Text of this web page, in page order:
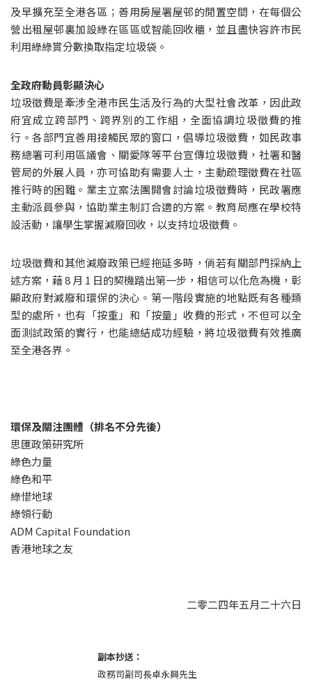
及早擴充至全港各區；善用房屋署屋邨的閒置空間，在每個公
營出租屋邨裏加設綠在區區或智能回收櫃，並且盡快容許市民
利用綠綠賞分數換取指定垃圾袋。
全政府動員彰顯決心
垃圾徵費是牽涉全港市民生活及行為的大型社會改革，因此政
府宜成立跨部門、跨界別的工作組，全面協調垃圾徵費的推
行。各部門宜善用接觸民眾的窗口，倡導垃圾徵費，如民政事
務總署可利用區議會、關愛隊等平台宣傳垃圾徵費，社署和醫
管局的外展人員，亦可協助有需要人士，主動疏理徵費在社區
推行時的困難。業主立案法團開會討論垃圾徵費時，民政署應
主動派員參與，協助業主制訂合適的方案。教育局應在學校特
設活動，讓學生掌握減廢回收，以支持垃圾徵費。
垃圾徵費和其他減廢政策已經拖延多時，倘若有關部門採納上
述方案，藉 8 月 1 日的契機踏出第一步，相信可以化危為機，彰
顯政府對減廢和環保的決心。第一階段實施的地點既有各種類
型的處所，也有「按重」和「按量」收費的形式，不但可以全
面測試政策的實行，也能總結成功經驗，將垃圾徵費有效推廣
至全港各界。
環保及關注團體（排名不分先後）
思匯政策研究所
綠色力量
綠色和平
綠惜地球
綠領行動
ADM Capital Foundation
香港地球之友
二零二四年五月二十六日
副本抄送：
政務司副司長卓永興先生